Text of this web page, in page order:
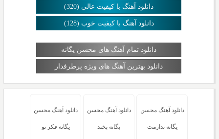
دانلود آهنگ با کیفیت عالی (320)
دانلود آهنگ با کیفیت خوب (128)
دانلود تمام آهنگ های محسن یگانه
دانلود بهترین آهنگ های ویژه پرطرفدار
دانلود آهنگ محسن
یگانه ندارمت
دانلود آهنگ محسن
یگانه بخند
دانلود آهنگ محسن
یگانه فکر تو